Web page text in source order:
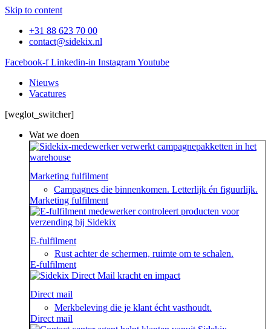
Skip to content
+31 88 623 70 00
contact@sidekix.nl
Facebook-f Linkedin-in InstagramYoutube
Nieuws
Vacatures
[weglot_switcher]
Wat we doen
Marketing fulfilment
Campagnes die binnenkomen. Letterlijk én figuurlijk.
Marketing fulfilment
E-fulfilment
Rust achter de schermen, ruimte om te schalen.
E-fulfilment
Direct mail
Merkbeleving die je klant écht vasthoudt.
Direct mail